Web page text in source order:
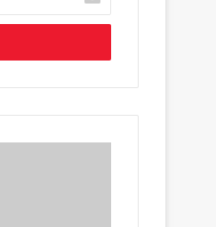
خ
ب
ر
د
ك